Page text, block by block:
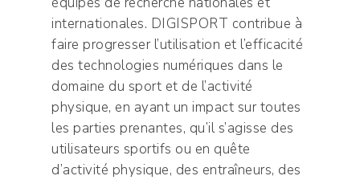
internationales. DIGISPORT contribue à
faire progresser l’utilisation et l’efficacité
des technologies numériques dans le
domaine du sport et de l’activité
physique, en ayant un impact sur toutes
les parties prenantes, qu’il s’agisse des
utilisateurs sportifs ou en quête
d’activité physique, des entraîneurs, des